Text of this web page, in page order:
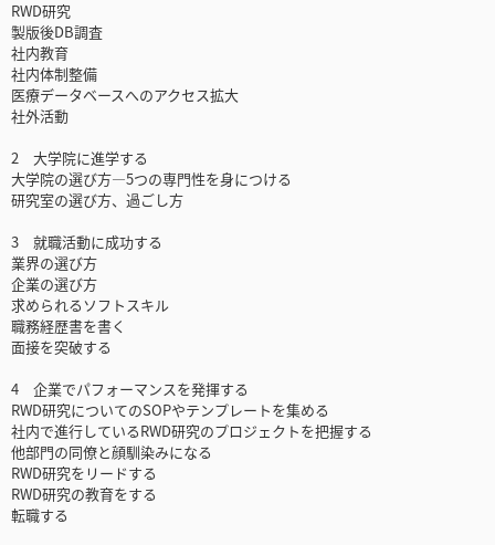
RWD研究
製版後DB調査
社内教育
社内体制整備
医療データベースへのアクセス拡大
社外活動
2 大学院に進学する
大学院の選び方―5つの専門性を身につける
研究室の選び方、過ごし方
3 就職活動に成功する
業界の選び方
企業の選び方
求められるソフトスキル
職務経歴書を書く
面接を突破する
4 企業でパフォーマンスを発揮する
RWD研究についてのSOPやテンプレートを集める
社内で進行しているRWD研究のプロジェクトを把握する
他部門の同僚と顔馴染みになる
RWD研究をリードする
RWD研究の教育をする
転職する